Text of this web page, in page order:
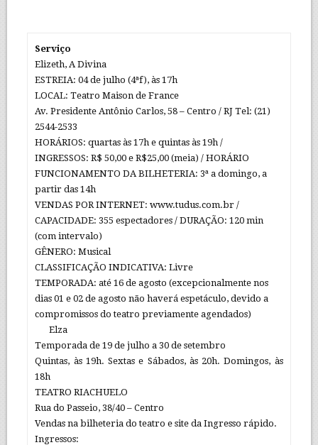
Serviço
Elizeth, A Divina
ESTREIA: 04 de julho (4ªf), às 17h
LOCAL: Teatro Maison de France
Av. Presidente Antônio Carlos, 58 – Centro / RJ Tel: (21)
2544-2533
HORÁRIOS: quartas às 17h e quintas às 19h /
INGRESSOS: R$ 50,00 e R$25,00 (meia) / HORÁRIO
FUNCIONAMENTO DA BILHETERIA: 3ª a domingo, a
partir das 14h
VENDAS POR INTERNET: www.tudus.com.br /
CAPACIDADE: 355 espectadores / DURAÇÃO: 120 min
(com intervalo)
GÊNERO: Musical
CLASSIFICAÇÃO INDICATIVA: Livre
TEMPORADA: até 16 de agosto (excepcionalmente nos
dias 01 e 02 de agosto não haverá espetáculo, devido a
compromissos do teatro previamente agendados)
Elza
Temporada de 19 de julho a 30 de setembro
Quintas, às 19h. Sextas e Sábados, às 20h. Domingos, às
18h
TEATRO RIACHUELO
Rua do Passeio, 38/40 – Centro
Vendas na bilheteria do teatro e site da Ingresso rápido.
Ingressos: